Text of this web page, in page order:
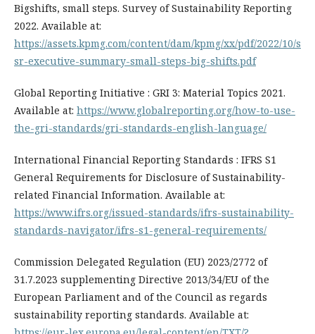
Bigshifts, small steps. Survey of Sustainability Reporting
2022. Available at:
https://assets.kpmg.com/content/dam/kpmg/xx/pdf/2022/10/s
sr-executive-summary-small-steps-big-shifts.pdf
Global Reporting Initiative : GRI 3: Material Topics 2021.
Available at: https://www.globalreporting.org/how-to-use-
the-gri-standards/gri-standards-english-language/
International Financial Reporting Standards : IFRS S1
General Requirements for Disclosure of Sustainability-
related Financial Information. Available at:
https://www.ifrs.org/issued-standards/ifrs-sustainability-
standards-navigator/ifrs-s1-general-requirements/
Commission Delegated Regulation (EU) 2023/2772 of
31.7.2023 supplementing Directive 2013/34/EU of the
European Parliament and of the Council as regards
sustainability reporting standards. Available at: